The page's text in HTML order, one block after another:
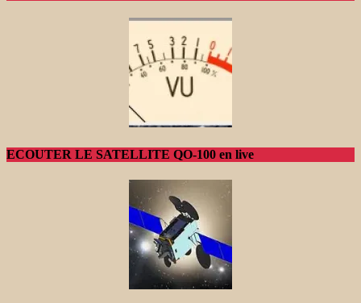
ECOUTER LE SATELLITE QO-100 en live